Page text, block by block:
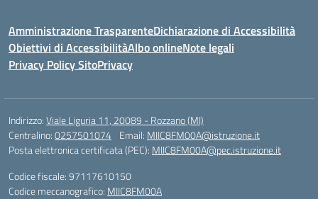
Amministrazione TrasparenteDichiarazione di Accessibilità
Obiettivi di AccessibilitàAlbo onlineNote legali
Privacy Policy SitoPrivacy
Indirizzo:Viale Liguria 11, 20089 - Rozzano (MI)
Centralino:0257501074 Email: MIIC8FM00A@istruzione.it
Posta elettronica certificata (PEC): MIIC8FM00A@pec.istruzione.it
Codice fiscale: 97117610150
Codice meccanografico: MIIC8FM00A